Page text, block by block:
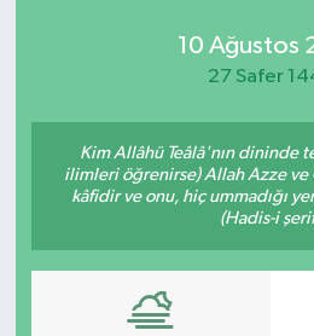
10 Ağustos
27 Safer
Kim Allâhü Teâlâ'nın dininde
ilimleri öğrenirse) Allah Azze ve
kâfidir ve onu, hiç ummadığı
(Hadis-i